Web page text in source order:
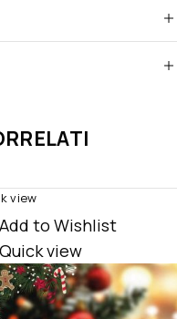
to Wishlist
view
view